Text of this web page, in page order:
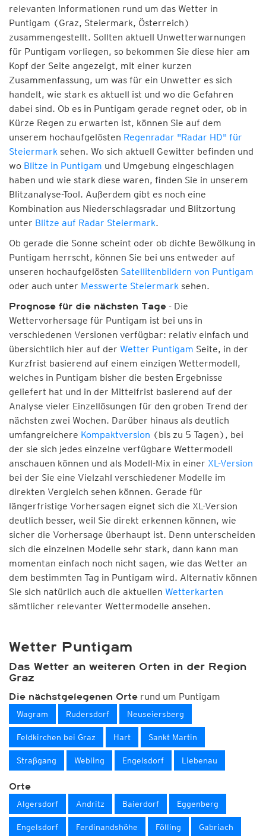
relevanten Informationen rund um das Wetter in
Puntigam (Graz, Steiermark, Österreich)
zusammengestellt. Sollten aktuell Unwetterwarnungen
für Puntigam vorliegen, so bekommen Sie diese hier am
Kopf der Seite angezeigt, mit einer kurzen
Zusammenfassung, um was für ein Unwetter es sich
handelt, wie stark es aktuell ist und wo die Gefahren
dabei sind. Ob es in Puntigam gerade regnet oder, ob in
Kürze Regen zu erwarten ist, können Sie auf dem
unserem hochaufgelösten Regenradar "Radar HD" für
Steiermark sehen. Wo sich aktuell Gewitter befinden und
wo Blitze in Puntigam und Umgebung eingeschlagen
haben und wie stark diese waren, finden Sie in unserem
Blitzanalyse-Tool. Außerdem gibt es noch eine
Kombination aus Niederschlagsradar und Blitzortung
unter Blitze auf Radar Steiermark.
Ob gerade die Sonne scheint oder ob dichte Bewölkung in
Puntigam herrscht, können Sie bei uns entweder auf
unseren hochaufgelösten Satellitenbildern von Puntigam
oder auch unter Messwerte Steiermark sehen.
Prognose für die nächsten Tage - Die
Wettervorhersage für Puntigam ist bei uns in
verschiedenen Versionen verfügbar: relativ einfach und
übersichtlich hier auf der Wetter Puntigam Seite, in der
Kurzfrist basierend auf einem einzigen Wettermodell,
welches in Puntigam bisher die besten Ergebnisse
geliefert hat und in der Mittelfrist basierend auf der
Analyse vieler Einzellösungen für den groben Trend der
nächsten zwei Wochen. Darüber hinaus als deutlich
umfangreichere Kompaktversion (bis zu 5 Tagen), bei
der sie sich jedes einzelne verfügbare Wettermodell
anschauen können und als Modell-Mix in einer XL-Version
bei der Sie eine Vielzahl verschiedener Modelle im
direkten Vergleich sehen können. Gerade für
längerfristige Vorhersagen eignet sich die XL-Version
deutlich besser, weil Sie direkt erkennen können, wie
sicher die Vorhersage überhaupt ist. Denn unterscheiden
sich die einzelnen Modelle sehr stark, dann kann man
momentan einfach noch nicht sagen, wie das Wetter an
dem bestimmten Tag in Puntigam wird. Alternativ können
Sie sich natürlich auch die aktuellen Wetterkarten
sämtlicher relevanter Wettermodelle ansehen.
Wetter Puntigam
Das Wetter an weiteren Orten in der Region
Graz
Die nächstgelegenen Orte rund um Puntigam
Wagram Rudersdorf Neuseiersberg
Feldkirchen bei Graz Hart Sankt Martin
Straßgang Webling Engelsdorf Liebenau
Orte
Algersdorf Andritz Baierdorf Eggenberg
Engelsdorf Ferdinandshöhe Fölling Gabriach